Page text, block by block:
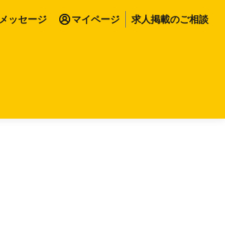
メッセージ マイページ 求人掲載のご相談